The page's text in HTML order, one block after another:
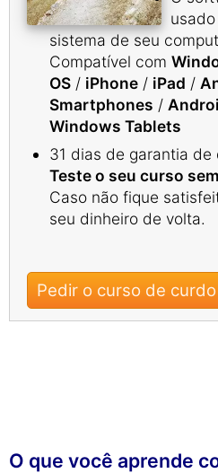
sistema de seu
Compatível com
OS / iPhone / iPad /
Smartphones /
Windows Tablets
31 dias de garantia de
Teste o seu curso
Caso não fique
seu dinheiro de volta.
Pedir o curso de curdo
O que você aprende